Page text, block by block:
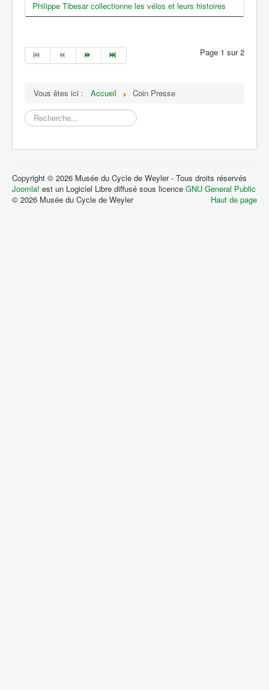
Philippe Tibesar collectionne les vélos et leurs histoires
Page 1 sur 2
Vous êtes ici : Accueil
Coin Presse
Rechercher
Copyright © 2026 Musée du Cycle de Weyler - Tous droits réservés
Joomla! est un Logiciel Libre diffusé sous licence GNU General Public
Haut de page
© 2026 Musée du Cycle de Weyler